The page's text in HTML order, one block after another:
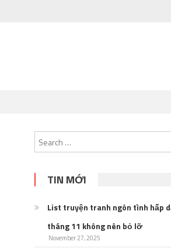
TIN MỚI
List truyện tranh ngôn tình hấp
tháng 11 không nên bỏ lỡ
November 27, 2025